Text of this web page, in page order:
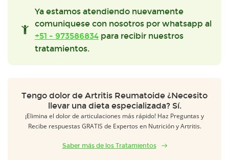
Ya estamos atendiendo nuevamente
comuniquese con nosotros por whatsapp al
+51 - 973586834 para recibir nuestros
tratamientos.
Tengo dolor de Artritis Reumatoide ¿Necesito
llevar una dieta especializada? Sí.
¡Elimina el dolor de articulaciones más rápido! Haz Preguntas y
Recibe respuestas GRATIS de Expertos en Nutrición y Artritis.
Saber más de los Tratamientos